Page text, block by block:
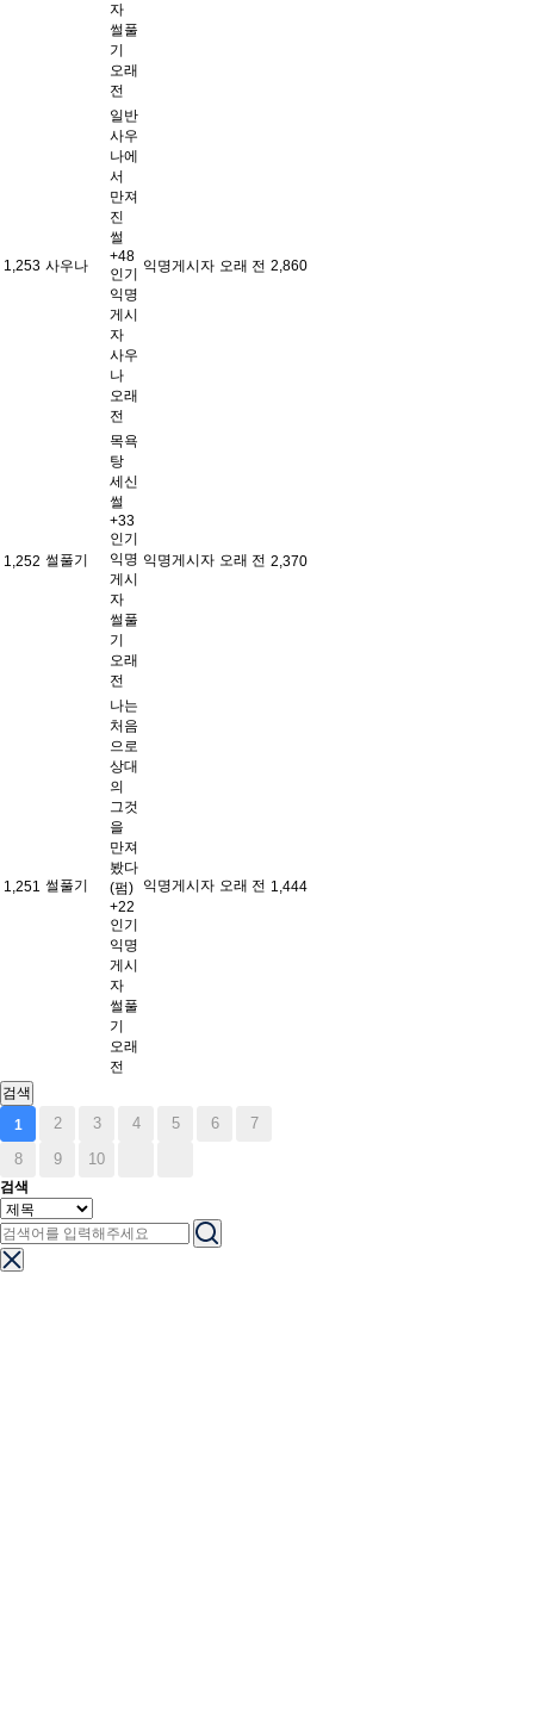
자
썰풀
기
오래
전
1,253 사우나
일반
사우
나에
서
만져
진
썰
+48
인기
익명
게시
자
사우
나
오래
전
익명게시자 오래 전 2,860
1,252 썰풀기
목욕
탕
세신
썰
+33
인기
익명
게시
자
썰풀
기
오래
전
익명게시자 오래 전 2,370
1,251 썰풀기
나는
처음
으로
상대
의
그것
을
만져
봤다
(펌)
+22
인기
익명
게시
자
썰풀
기
오래
전
익명게시자 오래 전 1,444
검색
1
2 3 4 5 6
7
8
9 10
검색